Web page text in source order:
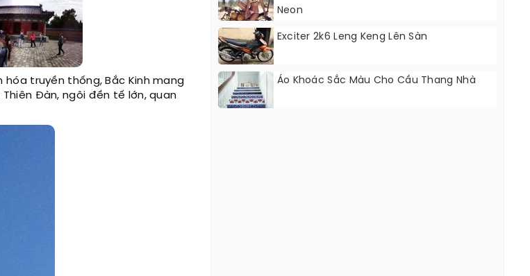
truyền thống, Bắc Kinh mang
Đàn, ngôi đền tế lớn, quan
Neon
Exciter 2k6 Leng Keng Lên Sàn
Áo Khoác Sắc Màu Cho Cầu Thang Nhà